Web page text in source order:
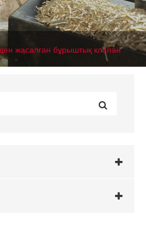
жасалған бұрыштық клапан